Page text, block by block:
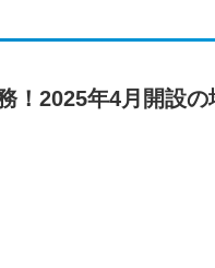
！2025年4月開設